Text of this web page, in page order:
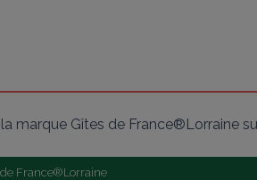
marque Gîtes de France®Lorraine
France®Lorraine